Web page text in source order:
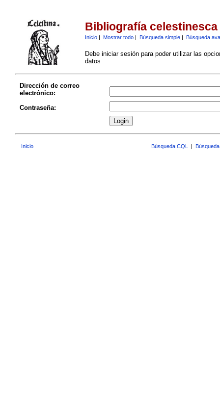
Bibliografía celestinesca
Inicio| Mostrar todo| Búsqueda simple| Búsqueda
Debe iniciar sesión para poder utilizar las
datos
Dirección de correo
electrónico:
Contraseña:
Inicio Búsqueda CQL |